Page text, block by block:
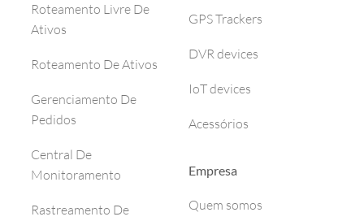
Roteamento Livre De
Ativos
Roteamento De Ativos
Gerenciamento De
Pedidos
Central De
Monitoramento
Rastreamento De
GPS Trackers
DVR devices
IoT devices
Acessórios
Empresa
Quem somos